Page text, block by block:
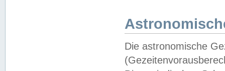
Die astronomische